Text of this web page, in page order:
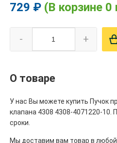
729 ₽ (В корзине
- +
О товаре
У нас Вы можете купить Пучок
клапана 4308 4308-4071220-10.
сроки.
Мы доставим вам товар в любой